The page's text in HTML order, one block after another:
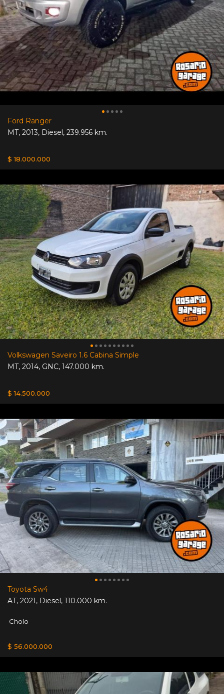
Ford Ranger
MT, 2013, Diesel, 239.956 km.
$ 18.000.000
Volkswagen Saveiro 1.6 Cabina Simple
MT, 2014, GNC, 147.000 km.
$ 14.500.000
Toyota Sw4
AT, 2021, Diesel, 110.000 km.
Cholo
$ 56.000.000